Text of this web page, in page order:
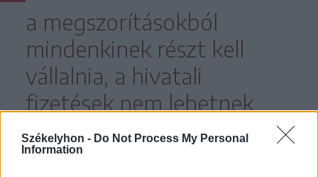
Székelyhon - Do Not Process My Personal
Information
a megszorításokból
mindenkinek részt kell
vállalnia, a hivatali
fizetések nem lehetnek
érinthetetlenek.